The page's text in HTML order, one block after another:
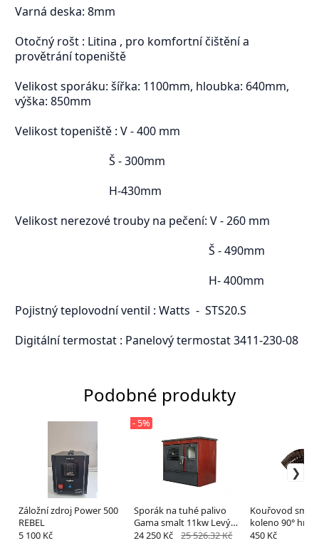
Varná deska: 8mm
Otočný rošt : Litina , pro komfortní čištění a
provětrání topeniště
Velikost sporáku: šířka: 1100mm, hloubka: 640mm,
výška: 850mm
Velikost topeniště : V - 400 mm
Š - 300mm
H-430mm
Velikost nerezové trouby na pečení: V - 260 mm
Š - 490mm
H- 400mm
Pojistný teplovodní ventil : Watts - STS20.S
Digitální termostat : Panelový termostat 3411-230-08
Podobné produkty
Záložní zdroj Power 500
REBEL
5 100 Kč
Sporák na tuhé palivo
Gama smalt 11kw Levý
červený
- 5%
24 250 Kč 25 526.32 Kč
Kouřovod
koleno 90°
mm černá
450 Kč